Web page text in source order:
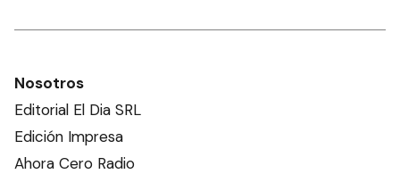
Nosotros
Editorial El Dia SRL
Edición Impresa
Ahora Cero Radio